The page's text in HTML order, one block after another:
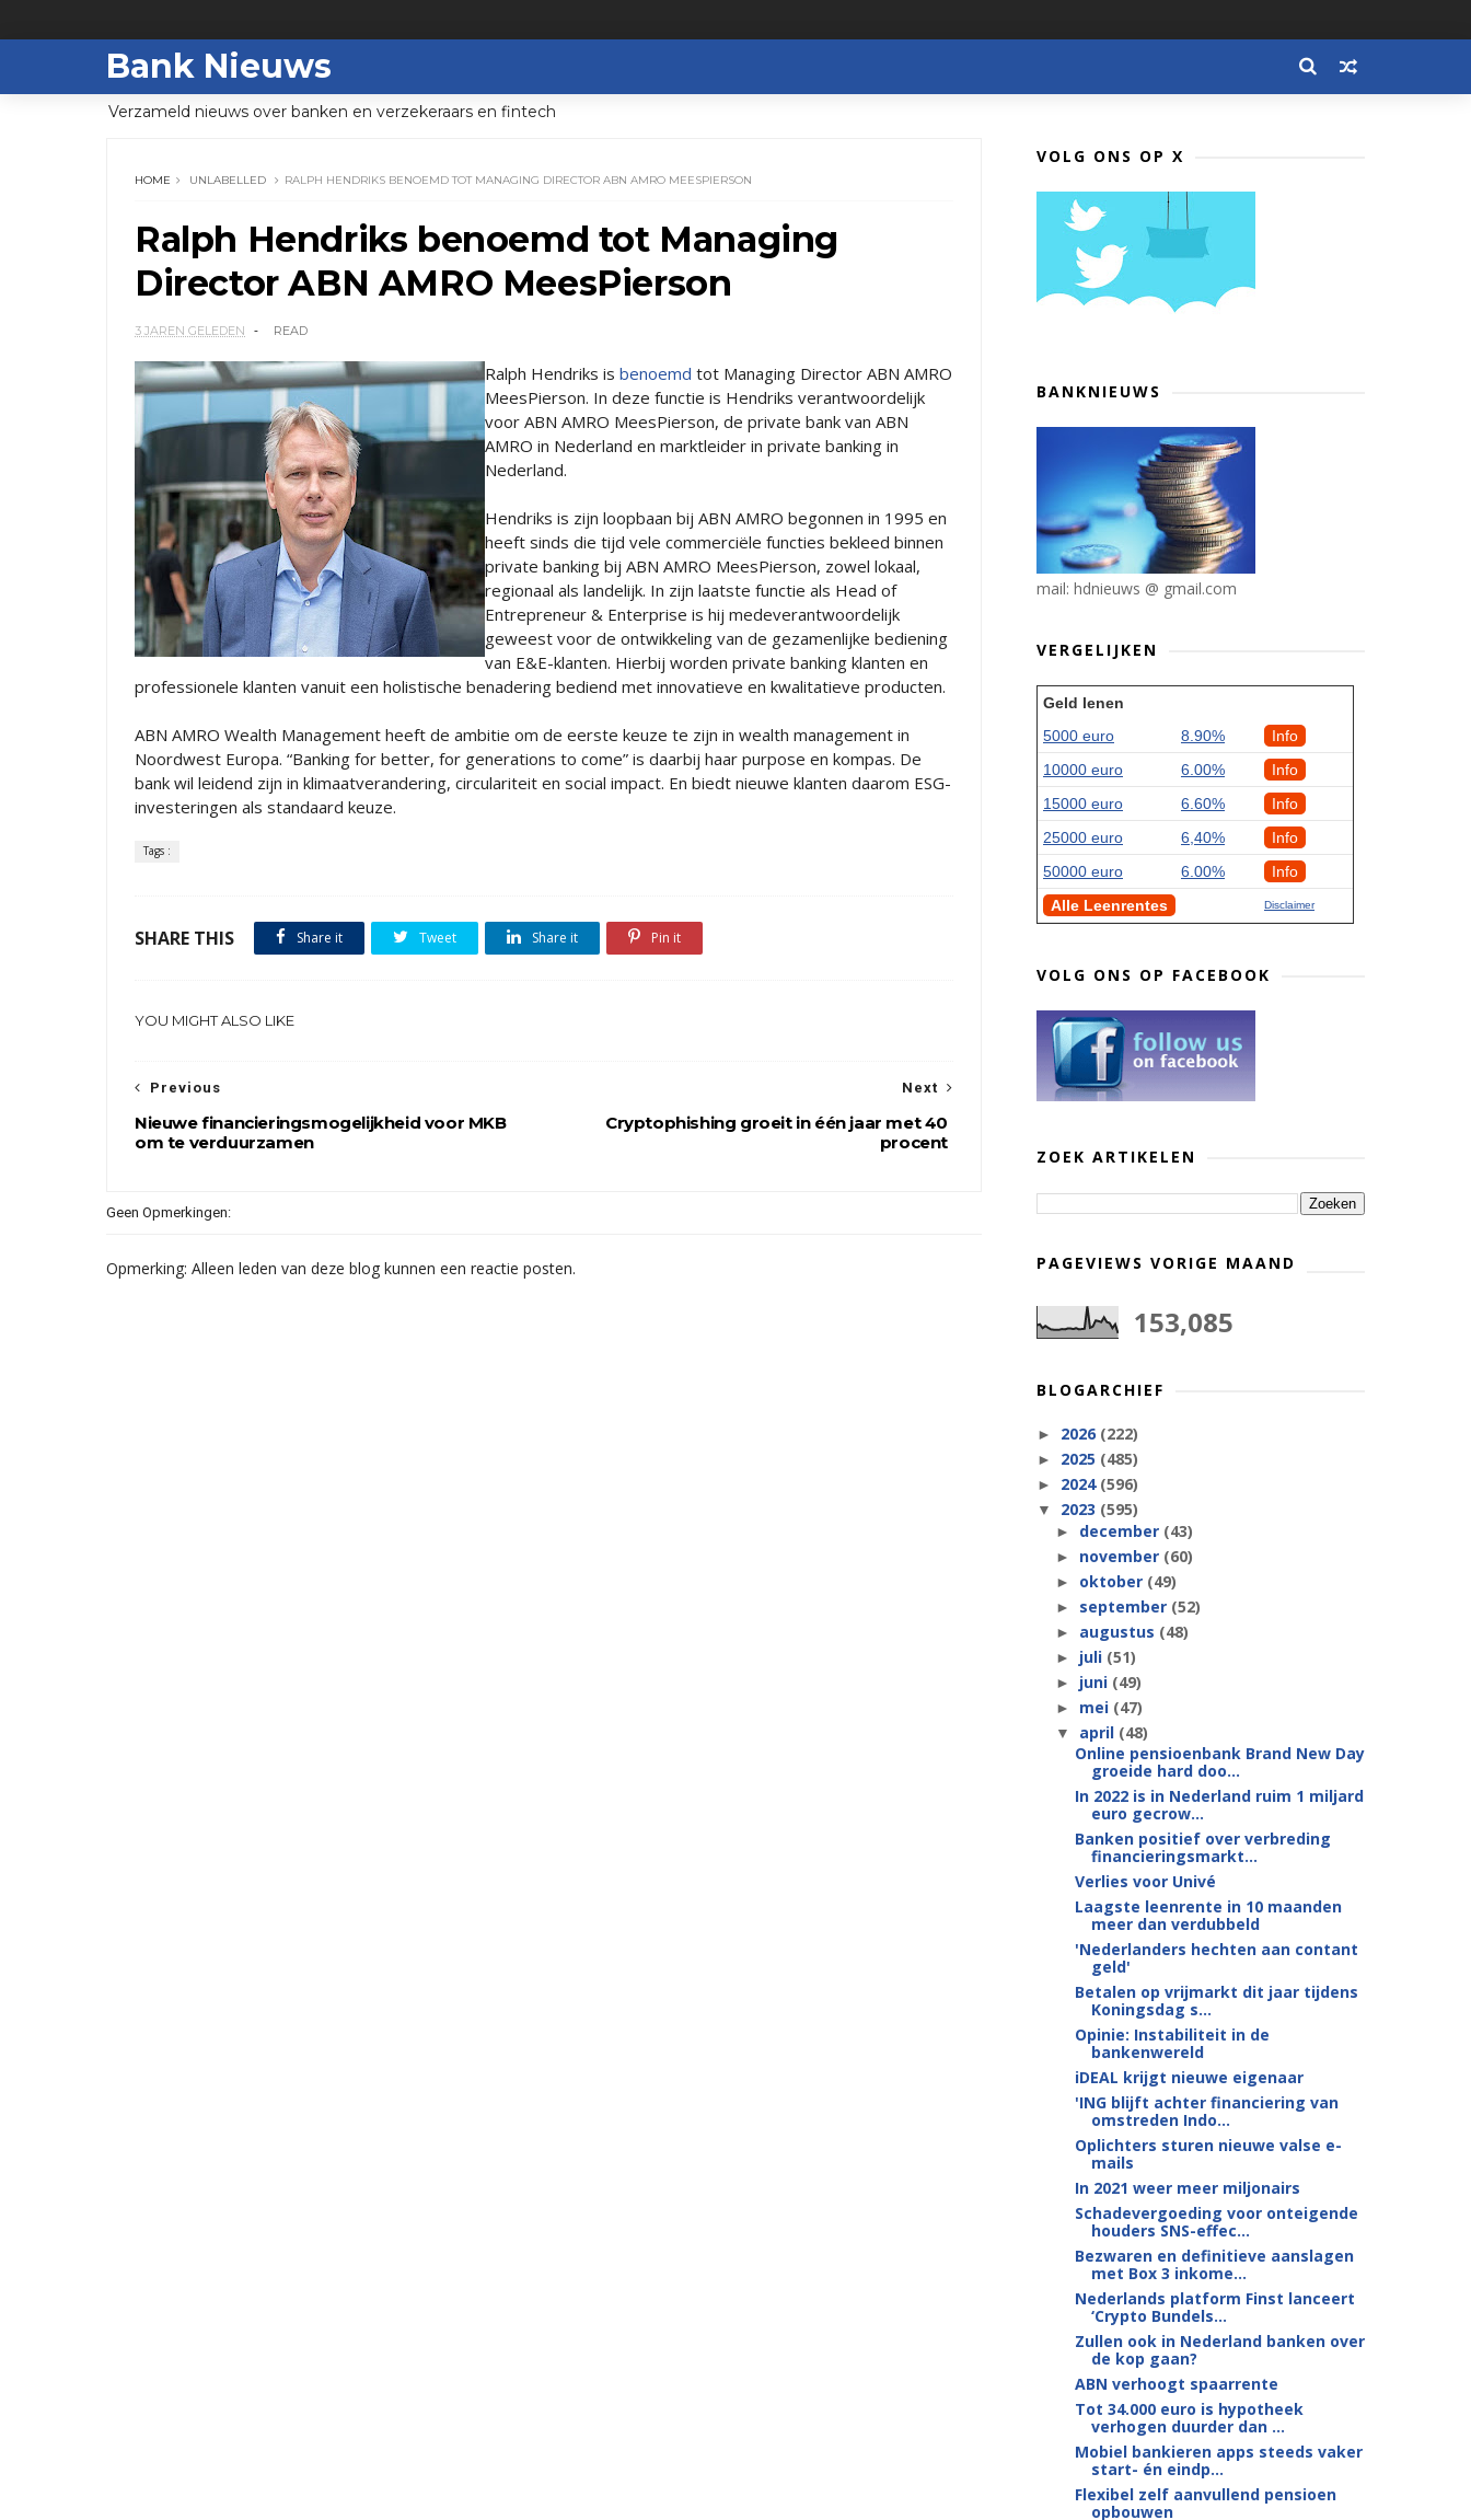
Bank Nieuws
Verzameld nieuws over banken en verzekeraars en fintech
HOME UNLABELLED RALPH HENDRIKS BENOEMD TOT MANAGING DIRECTOR ABN AMRO MEESPIERSON
Ralph Hendriks benoemd tot Managing
Director ABN AMRO MeesPierson
3 JAREN GELEDEN READ
Ralph Hendriks is benoemd tot Managing Director ABN AMRO
MeesPierson. In deze functie is Hendriks verantwoordelijk
voor ABN AMRO MeesPierson, de private bank van ABN
AMRO in Nederland en marktleider in private banking in
Nederland.
Hendriks is zijn loopbaan bij ABN AMRO begonnen in 1995 en
heeft sinds die tijd vele commerciële functies bekleed binnen
private banking bij ABN AMRO MeesPierson, zowel lokaal,
regionaal als landelijk. In zijn laatste functie als Head of
Entrepreneur & Enterprise is hij medeverantwoordelijk
geweest voor de ontwikkeling van de gezamenlijke bediening
van E&E-klanten. Hierbij worden private banking klanten en
professionele klanten vanuit een holistische benadering bediend met innovatieve en kwalitatieve producten.
ABN AMRO Wealth Management heeft de ambitie om de eerste keuze te zijn in wealth management in
Noordwest Europa. “Banking for better, for generations to come” is daarbij haar purpose en kompas. De
bank wil leidend zijn in klimaatverandering, circulariteit en social impact. En biedt nieuwe klanten daarom ESG-
investeringen als standaard keuze.
Tags :
SHARE THIS Share it Tweet Share it Pin it
YOU MIGHT ALSO LIKE
Next
Cryptophishing groeit in één jaar met 40
procent
Previous
Nieuwe financieringsmogelijkheid voor MKB
om te verduurzamen
Geen Opmerkingen:
Opmerking: Alleen leden van deze blog kunnen een reactie posten.
VOLG ONS OP X
BANKNIEUWS
mail: hdnieuws @ gmail.com
VERGELIJKEN
Geld lenen
5000 euro
8.90%
Info
10000 euro
6.00%
Info
15000 euro
6.60%
Info
25000 euro
6,40%
Info
50000 euro
6.00%
Info
Alle Leenrentes
Disclaimer
VOLG ONS OP FACEBOOK
ZOEK ARTIKELEN
PAGEVIEWS VORIGE MAAND
153,085
BLOGARCHIEF
► 2026 (222)
► 2025 (485)
► 2024 (596)
▼ 2023 (595)
► december (43)
► november (60)
► oktober (49)
► september (52)
► augustus (48)
► juli (51)
► juni (49)
► mei (47)
▼ april (48)
Online pensioenbank Brand New Day
groeide hard doo...
In 2022 is in Nederland ruim 1 miljard
euro gecrow...
Banken positief over verbreding
financieringsmarkt...
Verlies voor Univé
Laagste leenrente in 10 maanden
meer dan verdubbeld
'Nederlanders hechten aan contant
geld'
Betalen op vrijmarkt dit jaar tijdens
Koningsdag s...
Opinie: Instabiliteit in de
bankenwereld
iDEAL krijgt nieuwe eigenaar
'ING blijft achter financiering van
omstreden Indo...
Oplichters sturen nieuwe valse e-
mails
In 2021 weer meer miljonairs
Schadevergoeding voor onteigende
houders SNS-effec...
Bezwaren en definitieve aanslagen
met Box 3 inkome...
Nederlands platform Finst lanceert
‘Crypto Bundels...
Zullen ook in Nederland banken over
de kop gaan?
ABN verhoogt spaarrente
Tot 34.000 euro is hypotheek
verhogen duurder dan ...
Mobiel bankieren apps steeds vaker
start- én eindp...
Flexibel zelf aanvullend pensioen
opbouwen